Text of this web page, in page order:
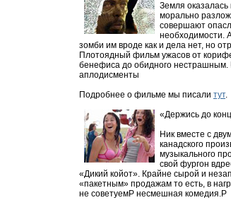
Земля
морально
совершают
необходимости.
зомби им вроде как и дела нет, но
Плотоядный фильм ужасов от
бенефиса до обидного нестрашным.
аплодисменты
Подробнее о фильме мы писали тут.
«Держись до
Ник вместе с
канадского
музыкального
свой фургон
«Дикий койот». Крайне сырой и
«пакетным» продажам то есть, в
не советуемP несмешная комедия.P